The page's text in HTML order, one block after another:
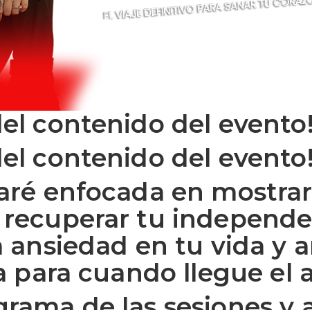
contenido del evento!
contenido del evento!
enfocada en
tu
ansiedad en tu vida y
para cuando llegue el